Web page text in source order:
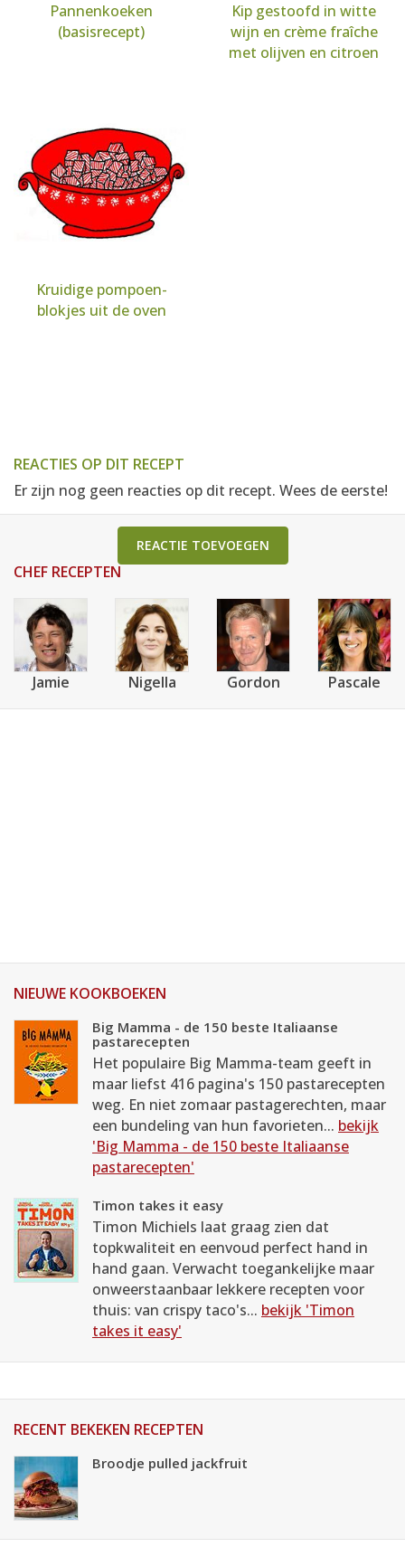
Pannenkoeken
(basisrecept)
Kip gestoofd in witte
wijn en crème fraîche
met olijven en citroen
Kruidige pompoen-
blokjes uit de oven
REACTIES OP DIT RECEPT
Er zijn nog geen reacties op dit recept. Wees de eerste!
REACTIE TOEVOEGEN
CHEF RECEPTEN
Jamie Nigella Gordon Pascale
NIEUWE KOOKBOEKEN
Big Mamma - de 150 beste Italiaanse
pastarecepten
Het populaire Big Mamma-team geeft in
maar liefst 416 pagina's 150 pastarecepten
weg. En niet zomaar pastagerechten, maar
een bundeling van hun favorieten... bekijk
'Big Mamma - de 150 beste Italiaanse
pastarecepten'
Timon takes it easy
Timon Michiels laat graag zien dat
topkwaliteit en eenvoud perfect hand in
hand gaan. Verwacht toegankelijke maar
onweerstaanbaar lekkere recepten voor
thuis: van crispy taco's... bekijk 'Timon
takes it easy'
RECENT BEKEKEN RECEPTEN
Broodje pulled jackfruit